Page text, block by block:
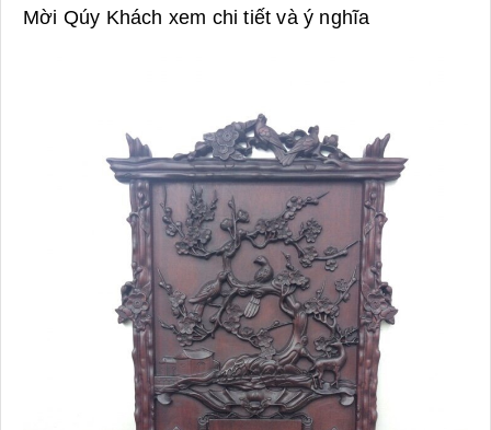
Mời Qúy Khách xem chi tiết và ý nghĩa